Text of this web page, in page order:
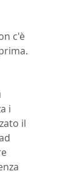
c'è
i
il